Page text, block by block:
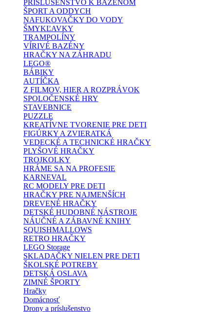
PRISLUŠENSTVO K BÁZENOM
ŠPORT A ODDYCH
NAFUKOVAČKY DO VODY
ŠMYKĽAVKY
TRAMPOLÍNY
VÍRIVÉ BAZÉNY
HRAČKY NA ZÁHRADU
LEGO®
BÁBIKY
AUTÍČKA
Z FILMOV, HIER A ROZPRÁVOK
SPOLOČENSKÉ HRY
STAVEBNICE
PUZZLE
KREATÍVNE TVORENIE PRE DETI
FIGÚRKY A ZVIERATKÁ
VEDECKÉ A TECHNICKÉ HRAČKY
PLYŠOVÉ HRAČKY
TROJKOLKY
HRÁME SA NA PROFESIE
KARNEVAL
RC MODELY PRE DETI
HRAČKY PRE NAJMENŠÍCH
DREVENÉ HRAČKY
DETSKÉ HUDOBNÉ NÁSTROJE
NÁUČNÉ A ZÁBAVNÉ KNIHY
SQUISHMALLOWS
RETRO HRAČKY
LEGO Storage
SKLADAČKY NIELEN PRE DETI
ŠKOLSKÉ POTREBY
DETSKÁ OSLAVA
ZIMNÉ ŠPORTY
Hračky
Domácnosť
Drony a príslušenstvo